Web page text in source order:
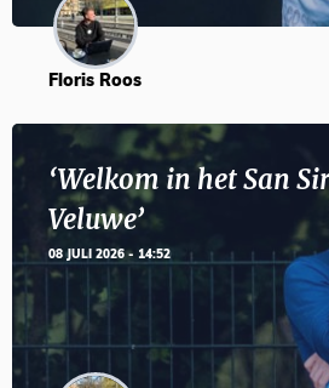
Floris Roos
‘Welkom in het San
Veluwe’
08 JULI 2026 - 14:52